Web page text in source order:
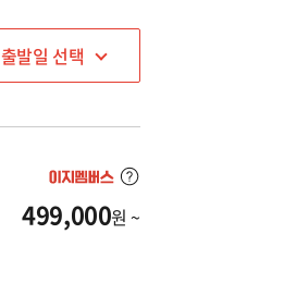
출발일 선택
499,000원 ~